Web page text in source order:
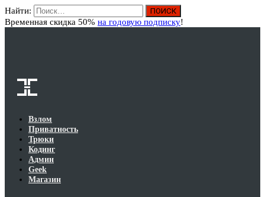
Найти:
Временная скидка 50% на годовую подписку!
Взлом
Приватность
Трюки
Кодинг
Админ
Geek
Магазин